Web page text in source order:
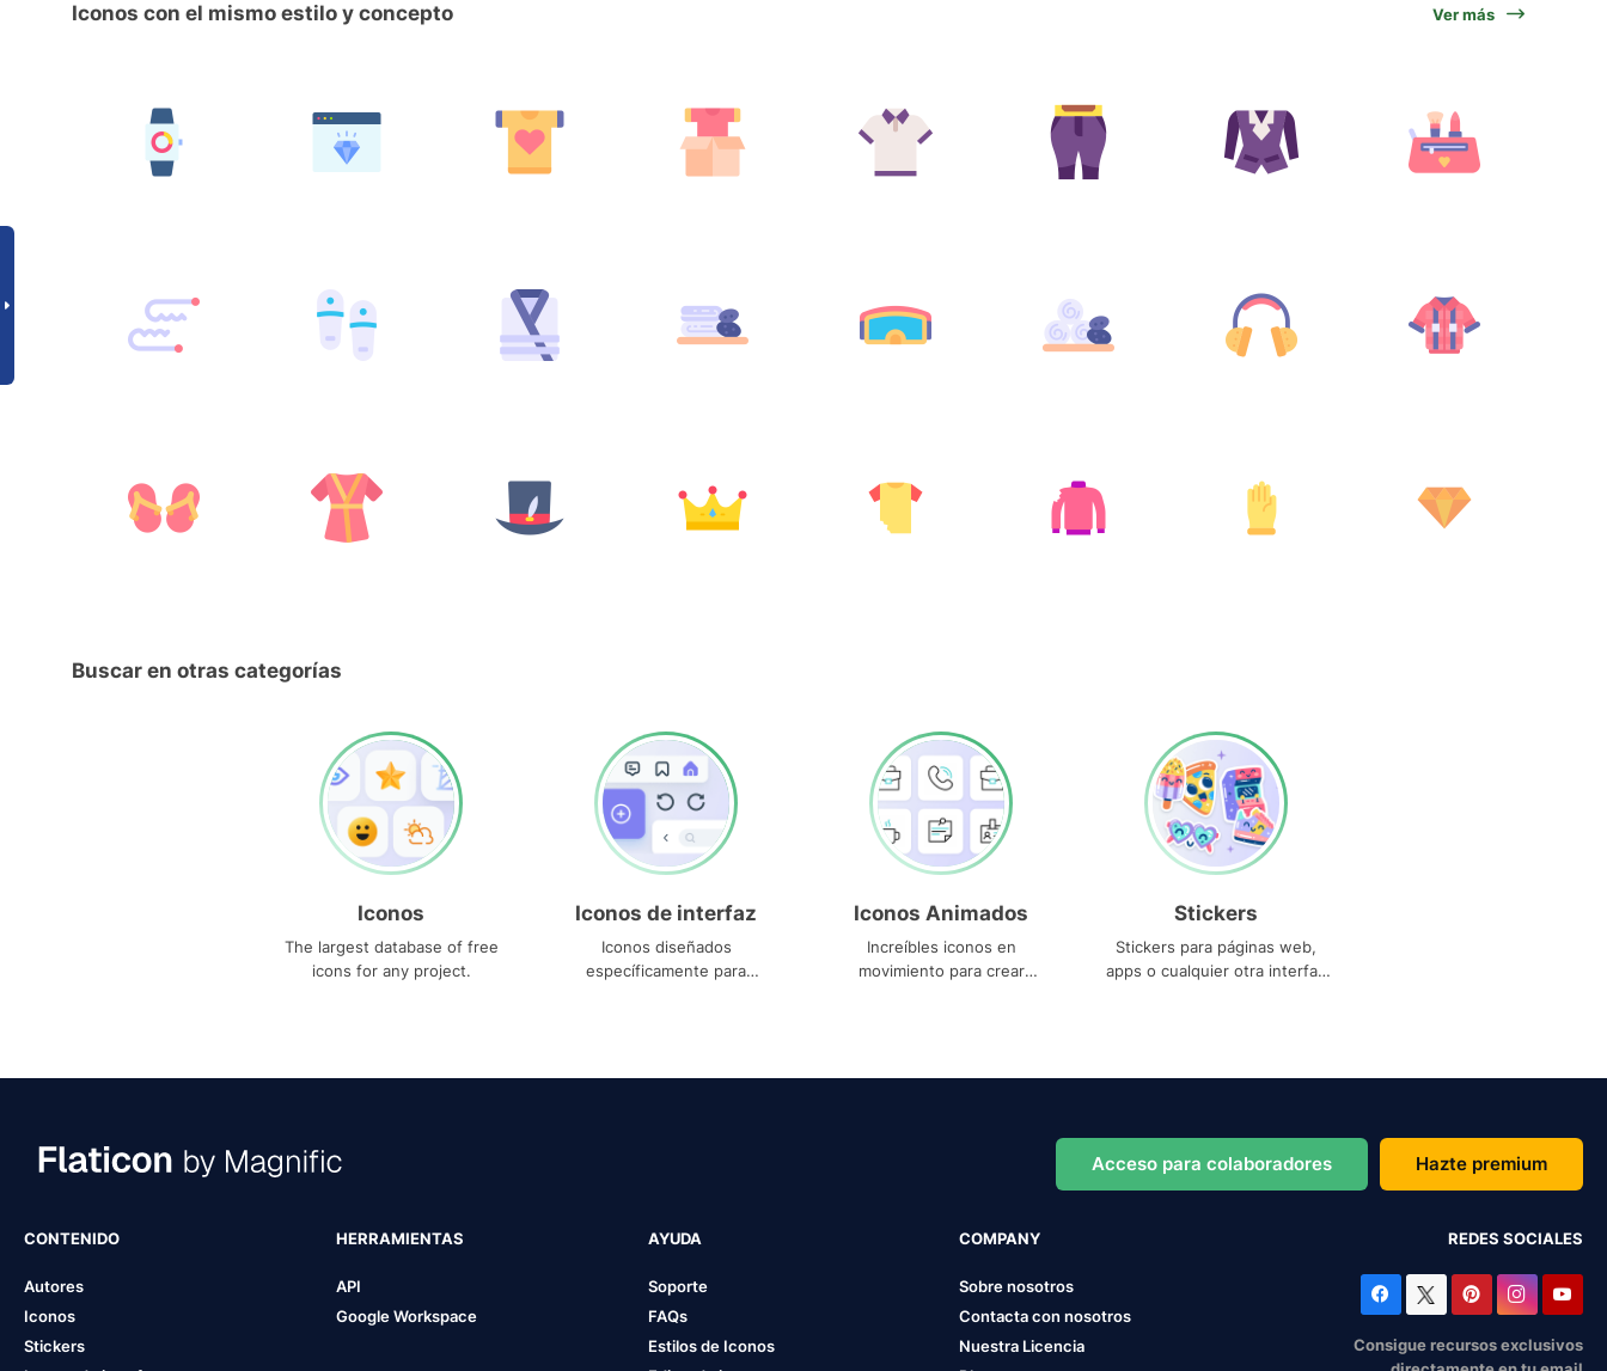
Iconos con el mismo estilo y concepto Ver más
Buscar en otras categorías
Iconos
The largest database of free
icons for any project.
Iconos de interfaz
Iconos diseñados
específicamente para
Iconos Animados
Increíbles iconos en
movimiento para crear
Stickers
Stickers para páginas web,
apps o cualquier otra interfaz
Acceso para colaboradores Hazte premium
CONTENIDO
Autores
Iconos
Stickers
HERRAMIENTAS
API
Google Workspace
AYUDA
Soporte
FAQs
Estilos de Iconos
COMPANY
Sobre nosotros
Contacta con nosotros
Nuestra Licencia
REDES SOCIALES
Consigue recursos exclusivos